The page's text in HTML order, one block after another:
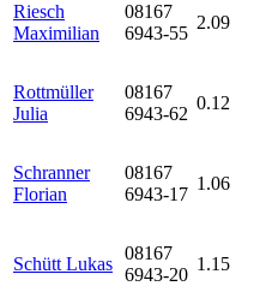
Riesch
Maximilian
08167
6943-55
2.09
Rottmüller
Julia
08167
6943-62
0.12
Schranner
Florian
08167
6943-17
1.06
Schütt Lukas
08167
6943-20
1.15